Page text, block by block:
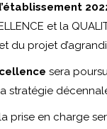
et la
du projet
sera
stratégie
prise en charge